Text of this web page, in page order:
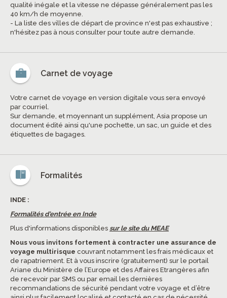
qualité inégale et la vitesse ne dépasse généralement pas les
40 km/h de moyenne.
- La liste des villes de départ de province n'est pas exhaustive ;
n'hésitez pas à nous consulter pour toute autre demande.
Carnet de voyage
Votre carnet de voyage en version digitale vous sera envoyé
par courriel.
Sur demande, et moyennant un supplément, Asia propose un
document édité ainsi qu'une pochette, un sac, un guide et des
étiquettes de bagages.
Formalités
INDE :
Formalités d'entrée en Inde
Plus d'informations disponibles sur le site du MEAE
Nous vous invitons fortement à contracter une assurance de
voyage multirisque couvrant notamment les frais médicaux et
de rapatriement. Et à vous inscrire (gratuitement) sur le portail
Ariane du Ministère de l’Europe et des Affaires Etrangères afin
de recevoir par SMS ou par email les dernières
recommandations de sécurité pendant votre voyage et d’être